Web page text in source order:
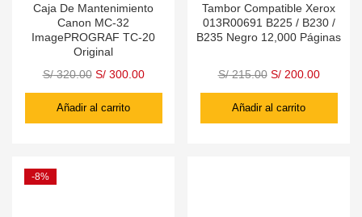
Caja De Mantenimiento
Canon MC-32
ImagePROGRAF TC-20
Original
S/320.00 S/300.00
Añadir al carrito
Tambor Compatible Xerox
013R00691 B225 / B230 /
B235 Negro 12,000 Páginas
S/215.00 S/200.00
Añadir al carrito
-8%